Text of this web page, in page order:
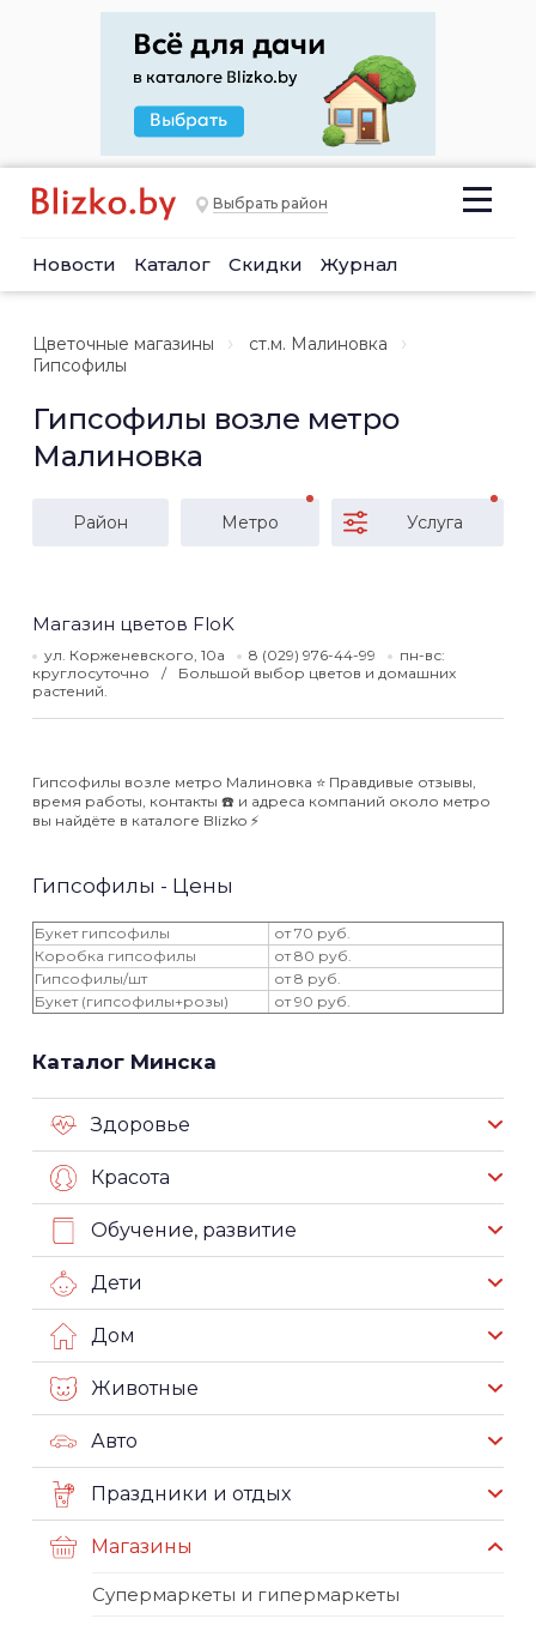
Выбрать район
Новости Каталог Скидки Журнал
Цветочные магазины
ст.м. Малиновка
Гипсофилы
Гипсофилы возле метро
Малиновка
Район Метро Услуга
Магазин цветов FloK
ул. Корженевского, 10а 8 (029) 976-44-99
пн-вс:
круглосуточно
Большой выбор цветов и домашних
растений.
Гипсофилы возле метро Малиновка ⭐️ Правдивые отзывы,
время работы, контакты ☎️ и адреса компаний около метро
вы найдёте в каталоге Blizko ⚡️
Гипсофилы - Цены
Букет гипсофилы
от 70 руб.
Коробка гипсофилы
от 80 руб.
Гипсофилы/шт
от 8 руб.
Букет (гипсофилы+розы)
от 90 руб.
Каталог Минска
Здоровье
Красота
Обучение, развитие
Дети
Дом
Животные
Авто
Праздники и отдых
Магазины
Супермаркеты и гипермаркеты